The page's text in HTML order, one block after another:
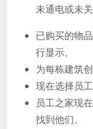
未通电或未关
已购买的物
行显示。
为每栋建筑
现在选择员
员工之家现
找到他们。